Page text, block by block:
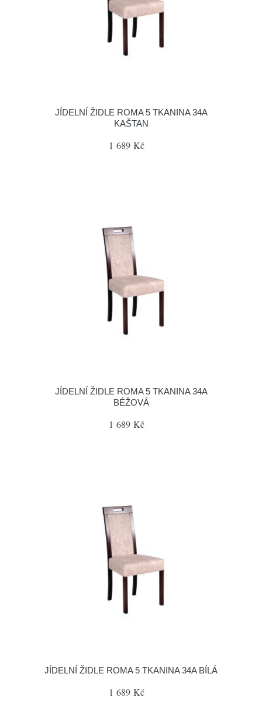
JÍDELNÍ ŽIDLE ROMA 5 TKANINA 34A
KAŠTAN
1 689 Kč
JÍDELNÍ ŽIDLE ROMA 5 TKANINA 34A
BÉŽOVÁ
1 689 Kč
JÍDELNÍ ŽIDLE ROMA 5 TKANINA 34A BÍLÁ
1 689 Kč